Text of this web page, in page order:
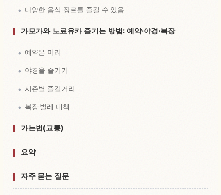
다양한 음식 장르를 즐길 수 있음
가모가와 노료유카 즐기는 방법: 예약·야경·복장
예약은 미리
야경을 즐기기
시즌별 즐길거리
복장·벌레 대책
가는법(교통)
요약
자주 묻는 질문